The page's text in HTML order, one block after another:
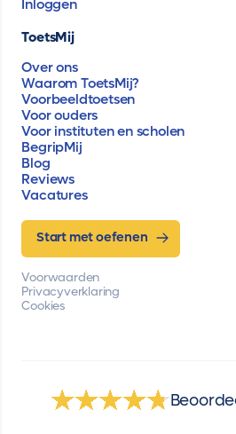
Inloggen
ToetsMij
Over ons
Waarom ToetsMij?
Voorbeeldtoetsen
Voor ouders
Voor instituten en scholen
BegripMij
Blog
Reviews
Vacatures
Start met oefenen
Voorwaarden
Privacyverklaring
Cookies